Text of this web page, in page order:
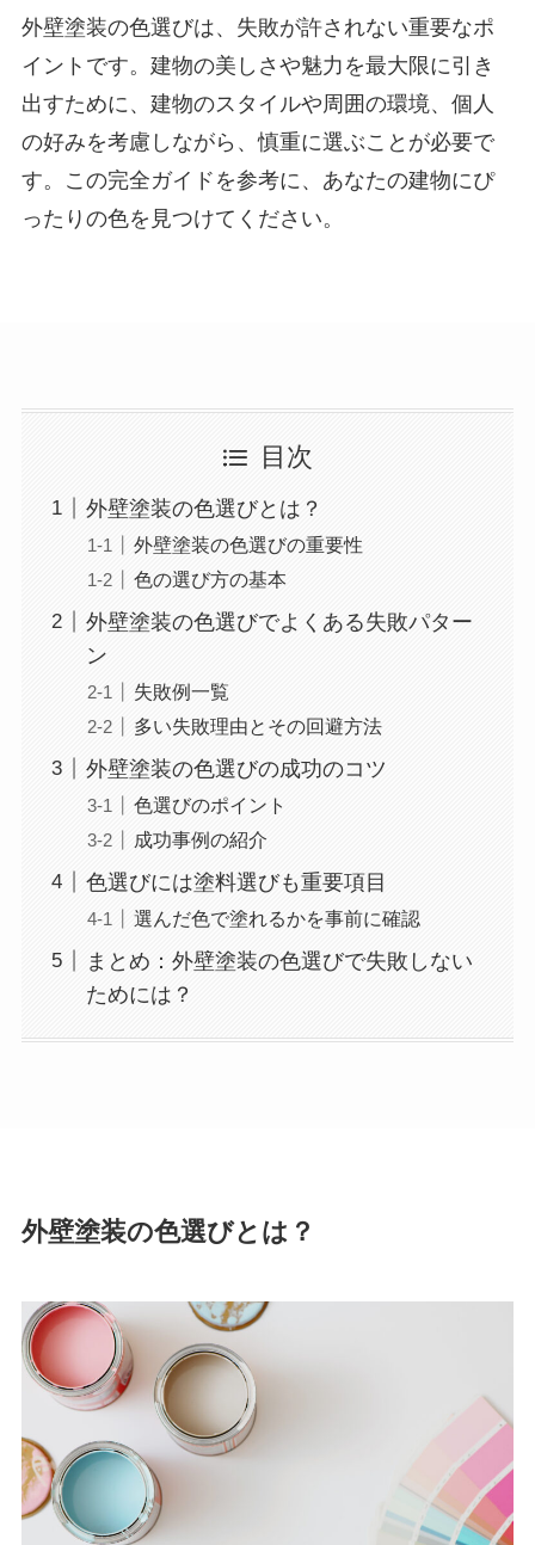
外壁塗装の色選びは、失敗が許されない重要なポ
イントです。建物の美しさや魅力を最大限に引き
出すために、建物のスタイルや周囲の環境、個人
の好みを考慮しながら、慎重に選ぶことが必要で
す。この完全ガイドを参考に、あなたの建物にぴ
ったりの色を見つけてください。
目次
外壁塗装の色選びとは？
外壁塗装の色選びの重要性
色の選び方の基本
外壁塗装の色選びでよくある失敗パター
ン
失敗例一覧
多い失敗理由とその回避方法
外壁塗装の色選びの成功のコツ
色選びのポイント
成功事例の紹介
色選びには塗料選びも重要項目
選んだ色で塗れるかを事前に確認
まとめ：外壁塗装の色選びで失敗しない
ためには？
外壁塗装の色選びとは？